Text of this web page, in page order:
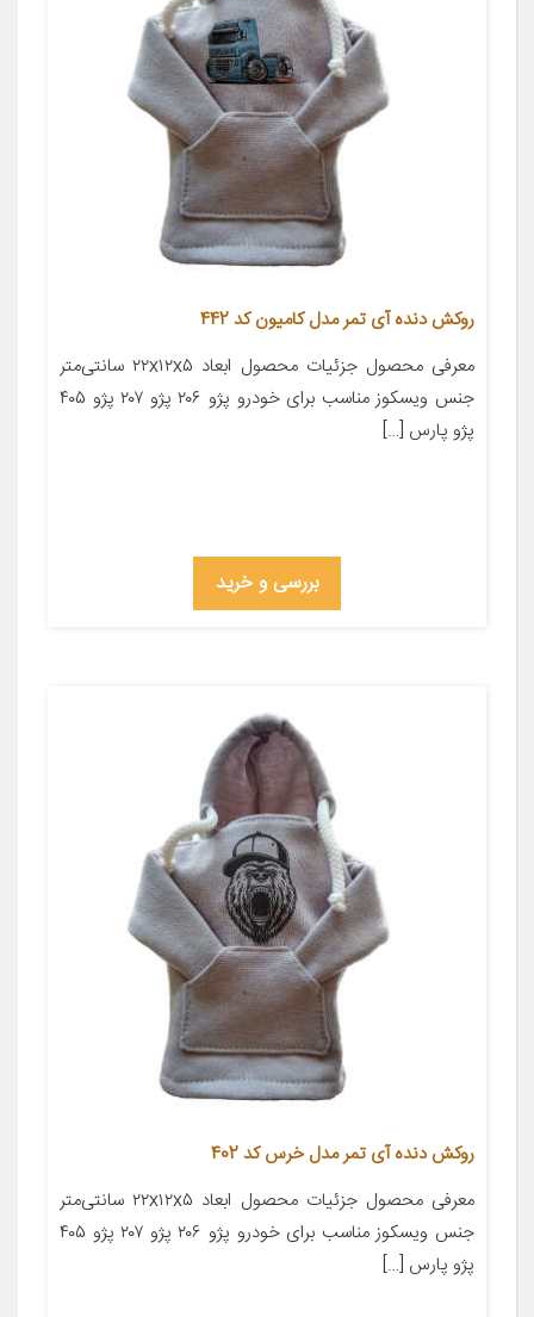
روکش دنده آی تمر مدل کامیون کد 442
معرفی محصول جزئیات محصول ابعاد ۲۲x۱۲x۵ سانتی‌متر
جنس ویسکوز مناسب برای خودرو پژو ۲۰۶ پژو ۲۰۷ پژو ۴۰۵
پژو پارس […]
بررسی و خرید
روکش دنده آی تمر مدل خرس کد 402
معرفی محصول جزئیات محصول ابعاد ۲۲x۱۲x۵ سانتی‌متر
جنس ویسکوز مناسب برای خودرو پژو ۲۰۶ پژو ۲۰۷ پژو ۴۰۵
پژو پارس […]